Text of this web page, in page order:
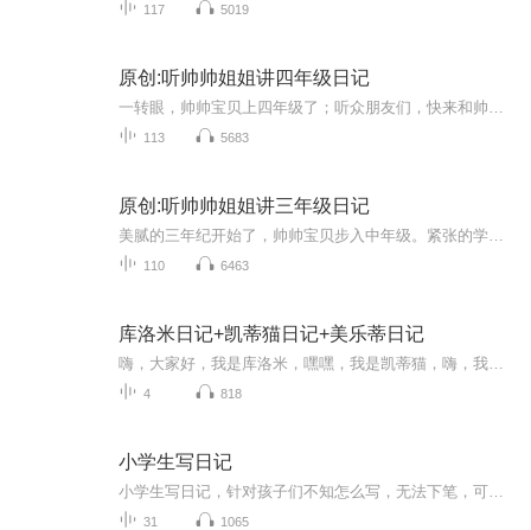
117 5019
原创:听帅帅姐姐讲四年级日记
113 5683
原创:听帅帅姐姐讲三年级日记
110 6463
库洛米日记+凯蒂猫日记+美乐蒂日记
4 818
小学生写日记
31 1065